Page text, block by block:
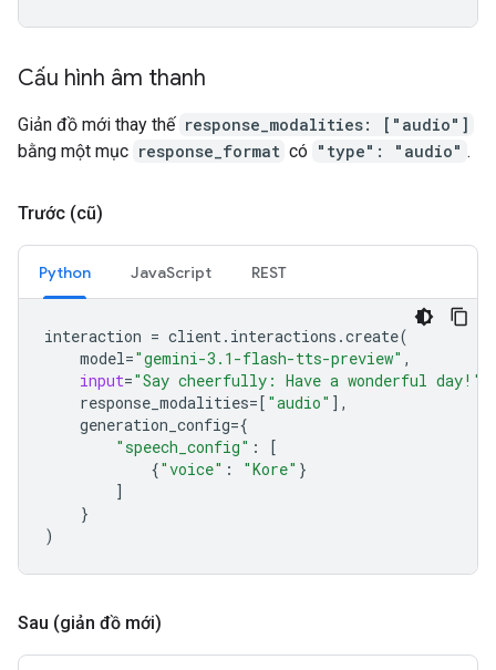
Cấu hình âm thanh
Giản đồ mới thay thế response_modalities: ["audio"]
bằng một mục response_format có "type": "audio" .
Trước (cũ)
Python JavaScript REST
interaction = client. interactions .create(
model="gemini-3.1-flash-tts-preview" ,
input="Say cheerfully: Have a wonderful day!"
response_modalities=[ "audio" ],
generation_config={
"speech_config" :
[
{"voice" : "Kore" }
]
}
)
Sau (giản đồ mới)